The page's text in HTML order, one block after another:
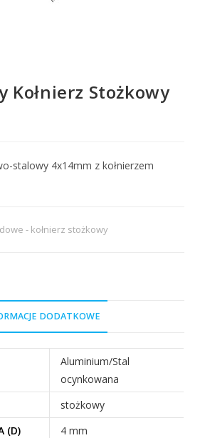
Kołnierz Stożkowy
stalowy 4x14mm z kołnierzem
- kołnierz stożkowy
DODATKOWE
Aluminium/Stal
ocynkowana
stożkowy
(D)
4 mm